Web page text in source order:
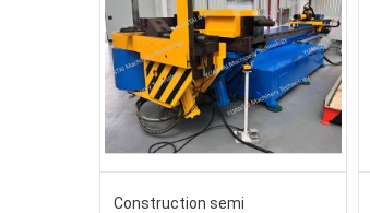
Construction semi